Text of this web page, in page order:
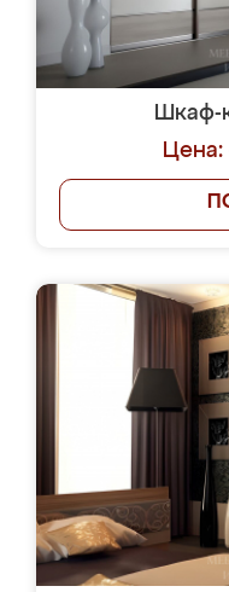
Шкаф-
Цена: